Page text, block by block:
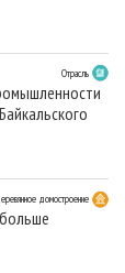
Отрасль
домостроение